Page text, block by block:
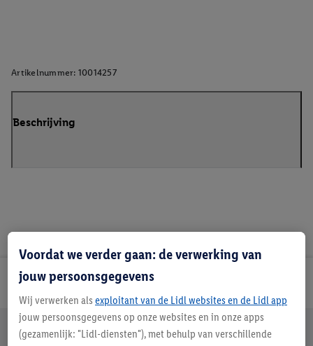
Artikelnummer: 10014257
Beschrijving
Lidl Nieuwsbrief
Jouw voordelen bij ons als Lidl webshop klant
Gratis retourneren Veilig winkelen
Voordat we verder gaan: de verwerking van
jouw persoonsgegevens
Wij verwerken als exploitant van de Lidl websites en de Lidl app
jouw persoonsgegevens op onze websites en in onze apps
(gezamenlijk: "Lidl-diensten"), met behulp van verschillende